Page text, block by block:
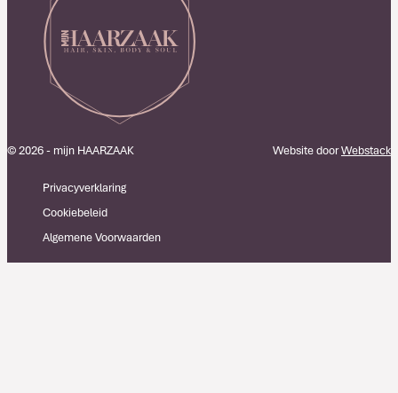
© 2026 - mijn HAARZAAK
Privacyverklaring
Cookiebeleid
Algemene Voorwaarden
Website doorWebstack